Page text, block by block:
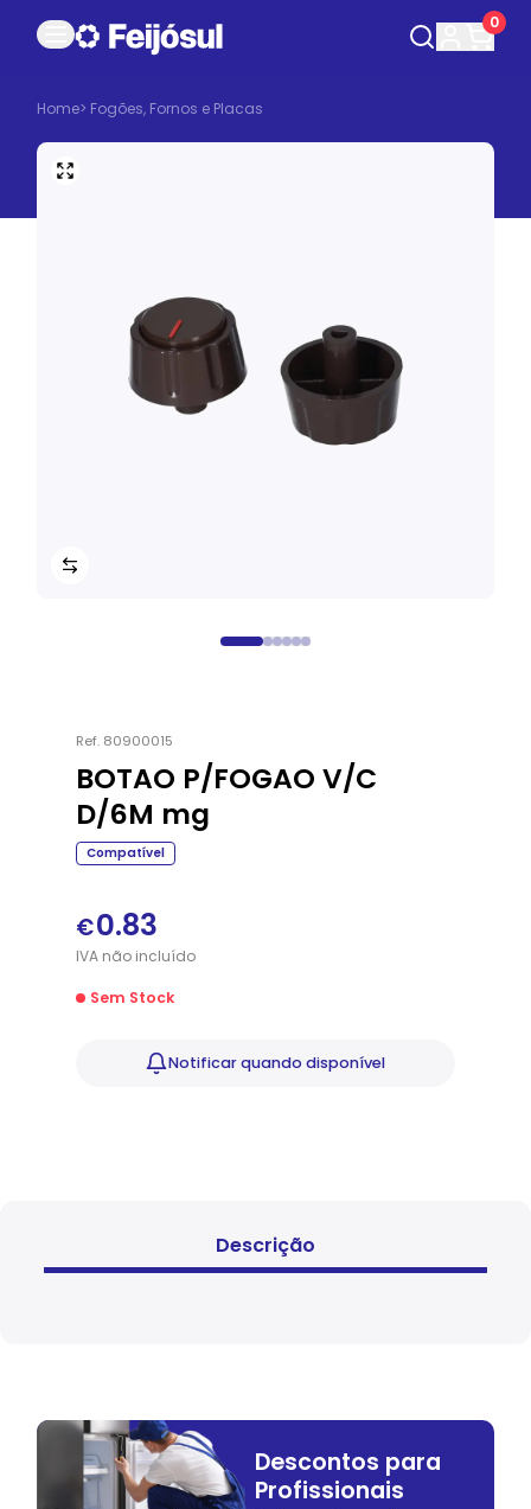
0
Home> Fogões, Fornos e Placas
Ref. 80900015
BOTAO P/FOGAO V/C
D/6M mg
Compatível
€0.83
IVAnãoincluído
Sem Stock
Notificarquando disponível
Descrição
Descontos para
Profissionais